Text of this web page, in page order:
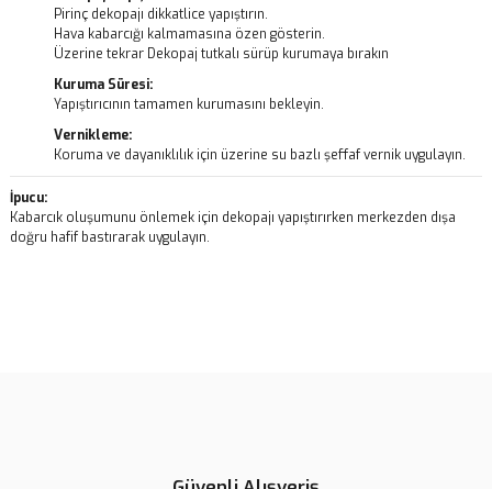
Pirinç dekopajı dikkatlice yapıştırın.
Hava kabarcığı kalmamasına özen gösterin.
Üzerine tekrar Dekopaj tutkalı sürüp kurumaya bırakın
Kuruma Süresi:
Yapıştırıcının tamamen kurumasını bekleyin.
Vernikleme:
Koruma ve dayanıklılık için üzerine su bazlı şeffaf vernik uygulayın.
İpucu:
Kabarcık oluşumunu önlemek için dekopajı yapıştırırken merkezden dışa
doğru hafif bastırarak uygulayın.